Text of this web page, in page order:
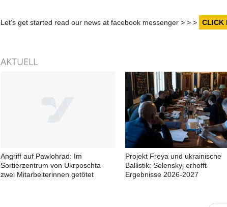
Let’s get started read our news at facebook messenger > > > CLICK
AKTUELL
Angriff auf Pawlohrad: Im
Sortierzentrum von Ukrposchta
zwei Mitarbeiterinnen getötet
Projekt Freya und ukrainische
Ballistik: Selenskyj erhofft
Ergebnisse 2026-2027